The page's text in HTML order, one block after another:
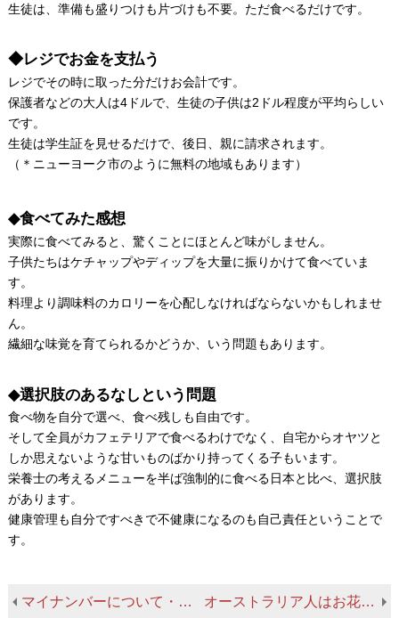
生徒は、準備も盛りつけも片づけも不要。ただ食べるだけです。
◆レジでお金を支払う
レジでその時に取った分だけお会計です。
保護者などの大人は4ドルで、生徒の子供は2ドル程度が平均らしい
です。
生徒は学生証を見せるだけで、後日、親に請求されます。
（＊ニューヨーク市のように無料の地域もあります）
◆食べてみた感想
実際に食べてみると、驚くことにほとんど味がしません。
子供たちはケチャップやディップを大量に振りかけて食べていま
す。
料理より調味料のカロリーを心配しなければならないかもしれませ
ん。
繊細な味覚を育てられるかどうか、いう問題もあります。
◆選択肢のあるなしという問題
食べ物を自分で選べ、食べ残しも自由です。
そして全員がカフェテリアで食べるわけでなく、自宅からオヤツと
しか思えないような甘いものばかり持ってくる子もいます。
栄養士の考えるメニューを半ば強制的に食べる日本と比べ、選択肢
があります。
健康管理も自分ですべきで不健康になるのも自己責任ということで
す。
マイナンバーについて・外国人もマイナンバーあり オーストラリア人はお花見をするか？